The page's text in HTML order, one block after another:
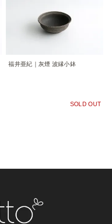
福井亜紀｜灰煙 波縁小鉢
SOLD OUT